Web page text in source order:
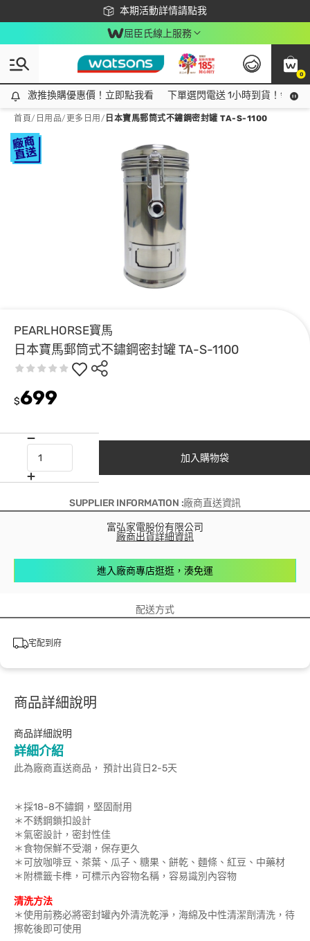
本期活動詳情請點我
下載app最高回饋$350
屈臣氏線上服務
0
激推換購優惠價！立即點我看
激推換購優惠價！立即點我看 下單選閃電送 1小時到貨！領神
首頁/ 日用品/ 更多日用 / 日本寶馬郵筒式不鏽鋼密封罐 TA-S-1100
PEARLHORSE寶馬
日本寶馬郵筒式不鏽鋼密封罐 TA-S-1100
$699
加入購物袋
SUPPLIER INFORMATION :廠商直送資訊
富弘家電股份有限公司
廠商出貨詳細資訊
進入廠商專店逛逛，湊免運
配送方式
宅配到府
商品詳細說明
商品詳細說明
詳細介紹
此為廠商直送商品， 預計出貨日2-5天
＊採18-8不鏽鋼，堅固耐用
＊不銹鋼鎖扣設計
＊氣密設計，密封性佳
＊食物保鮮不受潮，保存更久
＊可放咖啡豆、茶葉、瓜子、糖果、餅乾、麵條、紅豆、中藥材
＊附標籤卡榫，可標示內容物名稱，容易識別內容物
清洗方法
＊使用前務必將密封罐內外清洗乾淨，海綿及中性清潔劑清洗，待
擦乾後即可使用